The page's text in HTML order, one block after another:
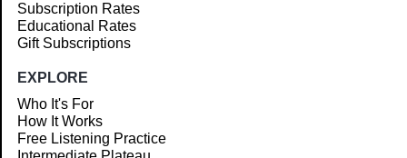
Subscription Rates
Educational Rates
Gift Subscriptions
EXPLORE
Who It's For
How It Works
Free Listening Practice